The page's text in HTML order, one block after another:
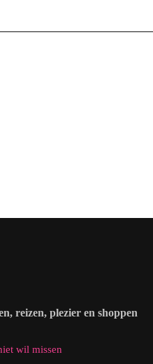
reizen, plezier en shoppen
wil missen